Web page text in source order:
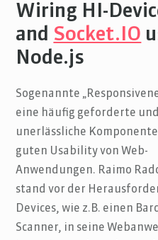
Wiring HI-
and Socket.IO
Node.js
Sogenannte
eine häufig geforderte und
unerlässliche
guten Usability von Web-
Anwendungen. Raimo
stand vor der
Devices, wie z.B. einen
Scanner, in seine